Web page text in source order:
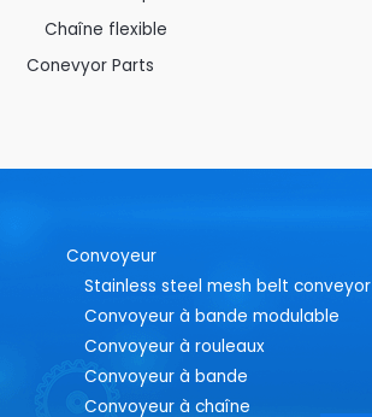
Chaîne flexible
Conevyor Parts
Convoyeur
Stainless steel mesh belt conveyor
Convoyeur à bande modulable
Convoyeur à rouleaux
Convoyeur à bande
Convoyeur à chaîne